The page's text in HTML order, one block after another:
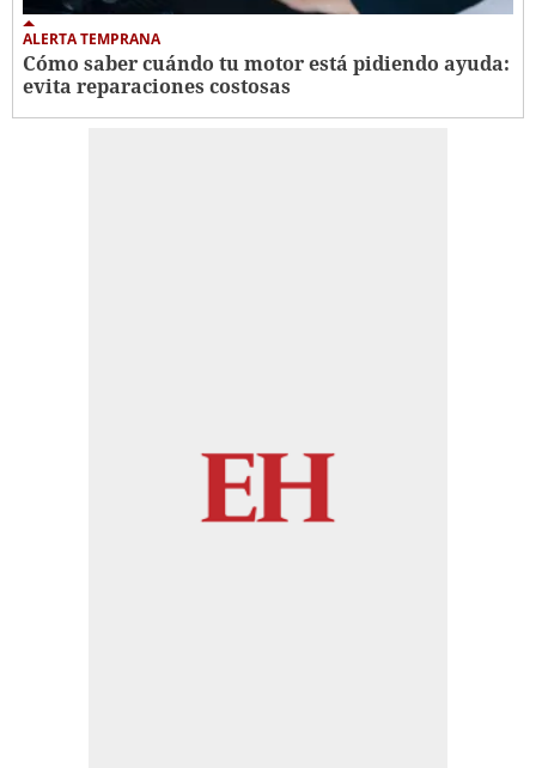
ALERTA TEMPRANA
Cómo saber cuándo tu motor está pidiendo ayuda:
evita reparaciones costosas